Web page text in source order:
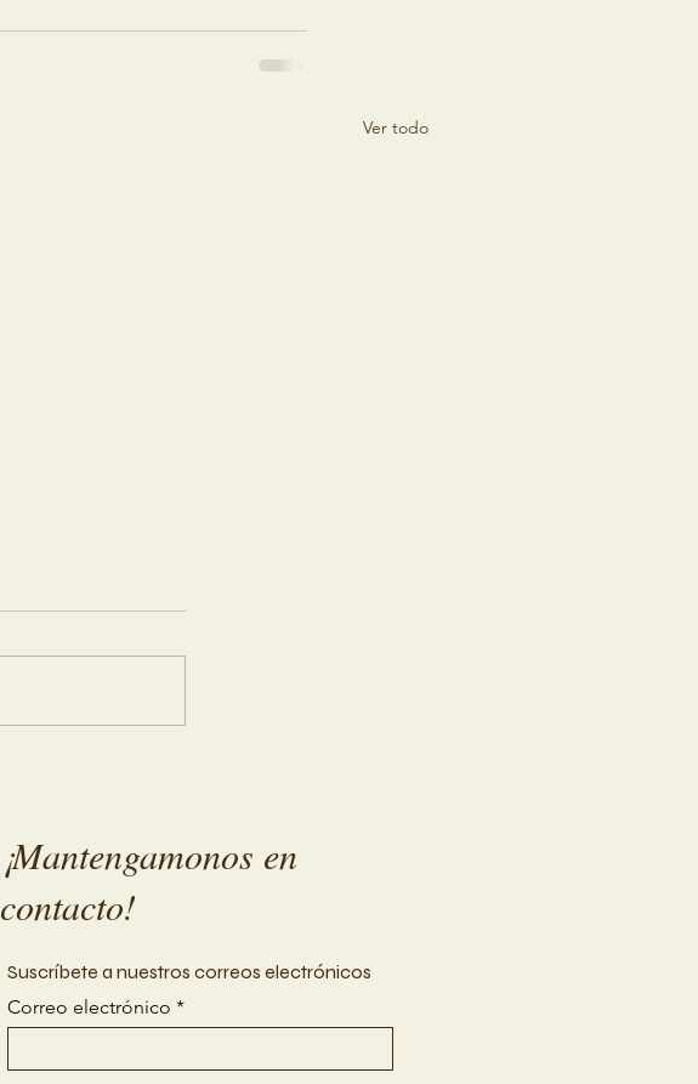
Ver todo
¡Mantengamonos en
contacto!
Suscríbete a nuestros correos electrónicos
Correo electrónico